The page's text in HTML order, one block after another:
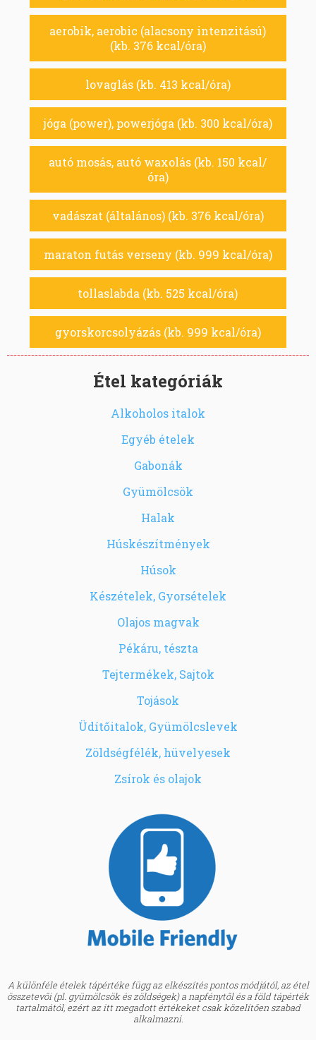
aerobik, aerobic (alacsony intenzitású)
(kb. 376 kcal/óra)
lovaglás (kb. 413 kcal/óra)
jóga (power), powerjóga (kb. 300 kcal/óra)
autó mosás, autó waxolás (kb. 150 kcal/
óra)
vadászat (általános) (kb. 376 kcal/óra)
maraton futás verseny (kb. 999 kcal/óra)
tollaslabda (kb. 525 kcal/óra)
gyorskorcsolyázás (kb. 999 kcal/óra)
Étel kategóriák
Alkoholos italok
Egyéb ételek
Gabonák
Gyümölcsök
Halak
Húskészítmények
Húsok
Készételek, Gyorsételek
Olajos magvak
Pékáru, tészta
Tejtermékek, Sajtok
Tojások
Üdítőitalok, Gyümölcslevek
Zöldségfélék, hüvelyesek
Zsírok és olajok
A különféle ételek tápértéke függ az elkészítés pontos módjától, az étel
összetevői (pl. gyümölcsök és zöldségek) a napfénytől és a föld tápérték
tartalmától, ezért az itt megadott értékeket csak közelítően szabad
alkalmazni.